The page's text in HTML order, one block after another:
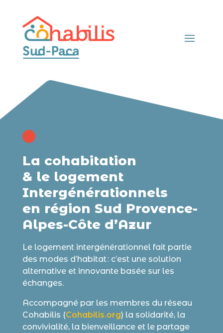

La cohabitation
& le logement
Intergénérationnels
en région Sud Provence-
Alpes-Côte d’Azur
Le logement intergénérationnel fait partie
des modes d’habitat : c’est une solution
alternative et innovante basée sur les
échanges.
Accompagné par les membres du réseau
Cohabilis (Cohabilis.org) la solidarité, la
convivialité, la bienveillance et le partage